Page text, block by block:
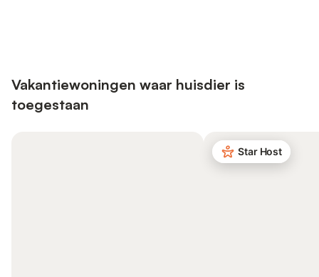
Vakantiewoningen waar huisdier is
toegestaan
Star Host